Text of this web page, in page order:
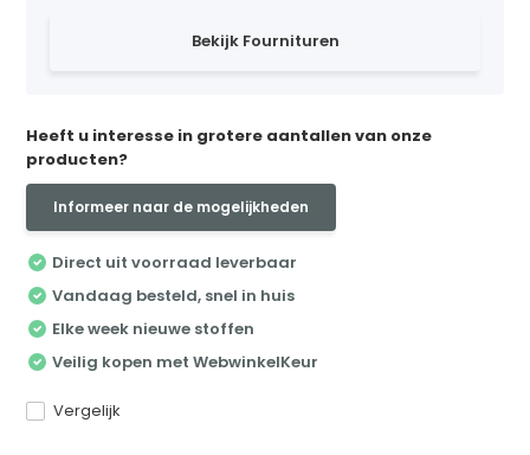
Bekijk Fournituren
Heeft u interesse in grotere aantallen van onze
producten?
Informeer naar de mogelijkheden
Direct uit voorraad leverbaar
Vandaag besteld, snel in huis
Elke week nieuwe stoffen
Veilig kopen met WebwinkelKeur
Vergelijk